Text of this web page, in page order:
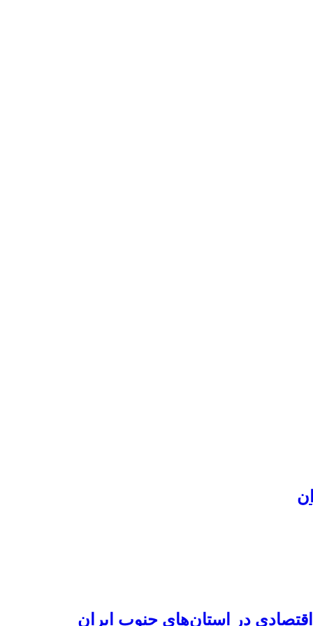
در استان‌های جنوب ایران